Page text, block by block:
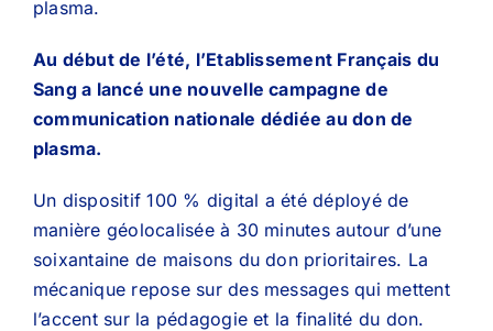
plasma.
Au début de l’été, l’Etablissement Français du
Sang a lancé une nouvelle campagne de
communication nationale dédiée au don de
plasma.
Un dispositif 100 % digital a été déployé de
manière géolocalisée à 30 minutes autour d’une
soixantaine de maisons du don prioritaires. La
mécanique repose sur des messages qui mettent
l’accent sur la pédagogie et la finalité du don.